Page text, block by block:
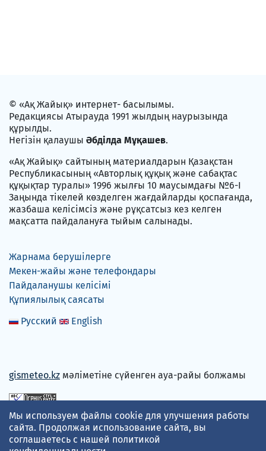
© «Ақ Жайық» интернет- басылымы.
Редакциясы Атырауда 1991 жылдың наурызында
құрылды.
Негізін қалаушы Әбділда Мұқашев.
«Ақ Жайық» сайтының материалдарын Қазақстан
Республикасының «Авторлық құқық және сабақтас
құқықтар туралы» 1996 жылғы 10 маусымдағы №6-I
Заңында тікелей көзделген жағдайларды қоспағанда,
жазбаша келісімсіз және рұқсатсыз кез келген
мақсатта пайдалануға тыйым салынады.
Жарнама берушілерге
Мекен-жайы және телефондары
Пайдаланушы келісімі
Құпиялылық саясаты
Русский
English
gismeteo.kz мәліметіне сүйенген ауа-райы болжамы
Төлем карталарын қабылдаймыз
Мы используем файлы cookie для улучшения работы
сайта. Продолжая использование сайта, вы
соглашаетесь с нашей политикой